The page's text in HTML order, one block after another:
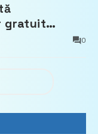
gratuit
bunurile
0